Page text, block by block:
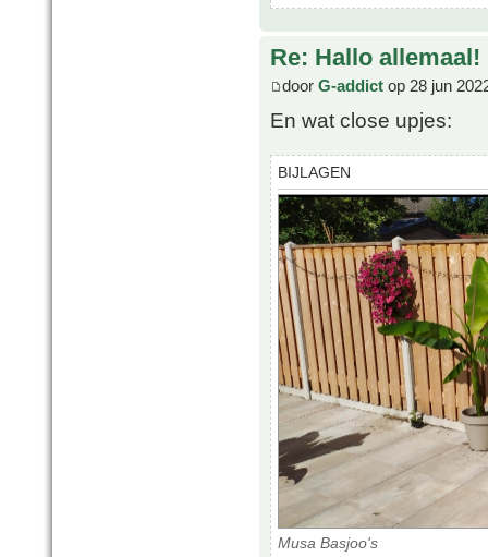
Re: Hallo allemaal!
door G-addict op 28 jun
En wat close upjes:
BIJLAGEN
Musa Basjoo's